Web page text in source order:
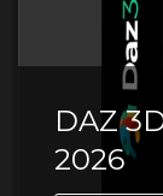
DAZ
2026